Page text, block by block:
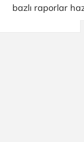
bazlı raporlar